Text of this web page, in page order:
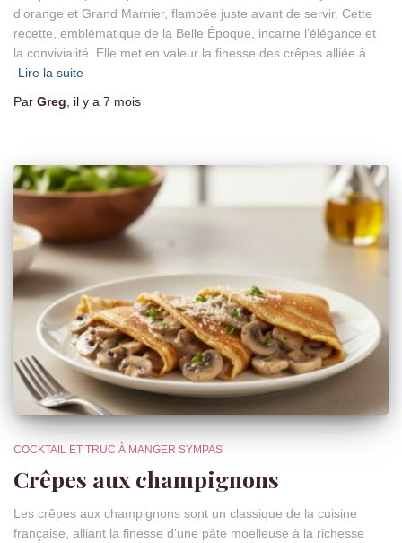
d’orange et Grand Marnier, flambée juste avant de servir. Cette
recette, emblématique de la Belle Époque, incarne l’élégance et
la convivialité. Elle met en valeur la finesse des crêpes alliée à
Lire la suite
Par Greg , il y a 7 mois
COCKTAIL ET TRUC À MANGER SYMPAS
Crêpes aux champignons
Les crêpes aux champignons sont un classique de la cuisine
française, alliant la finesse d’une pâte moelleuse à la richesse